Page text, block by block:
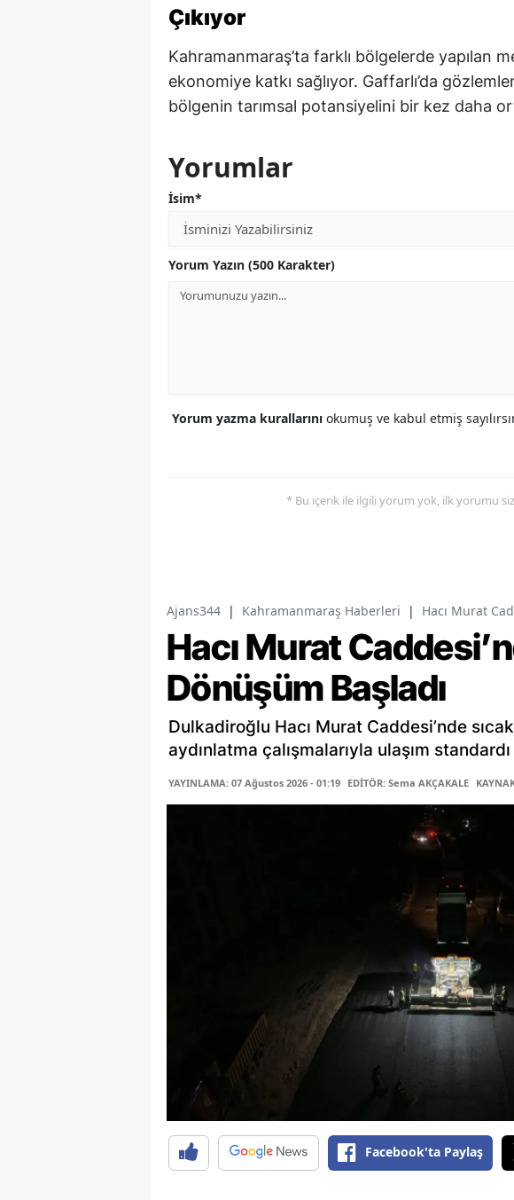
Çıkıyor
Kahramanmaraş’ta farklı bölgelerde yapılan
ekonomiye katkı sağlıyor. Gaffarlı’da
bölgenin tarımsal potansiyelini bir kez daha
Yorumlar
İsim*
Yorum Yazın (500 Karakter)
Yorum yazma kurallarını okumuş ve kabul etmiş
* Bu içerik ile ilgili yorum yok, ilk yorumu siz
Ajans344 | Kahramanmaraş Haberleri | Hacı Murat
Hacı Murat
Dönüşüm Başladı
Dulkadiroğlu Hacı Murat Caddesi’nde
aydınlatma çalışmalarıyla ulaşım
YAYINLAMA: 07 Ağustos 2026 - 01:19 EDİTÖR: Sema AKÇAKALE
Facebook'ta Paylaş